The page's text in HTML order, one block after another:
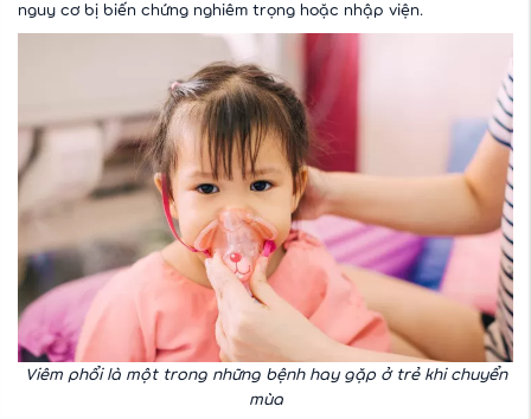
nguy cơ bị biến chứng nghiêm trọng hoặc nhập viện.
Viêm phổi là một trong những bệnh hay gặp ở trẻ khi chuyển
mùa